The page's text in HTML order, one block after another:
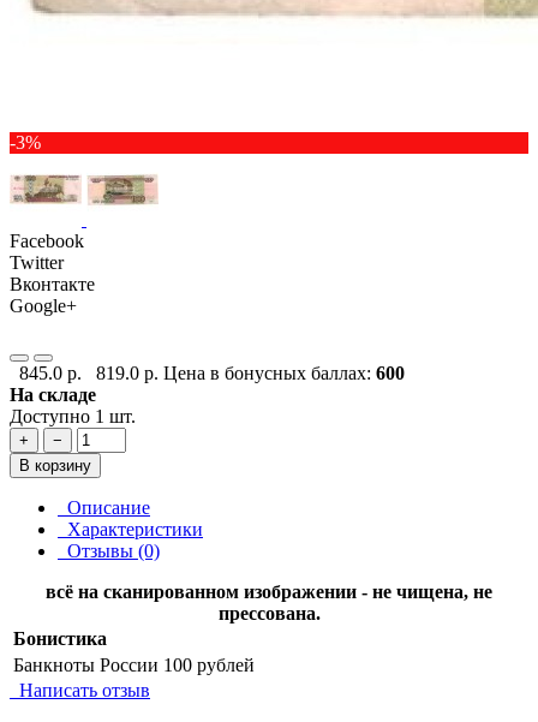
-3%
Facebook
Twitter
Вконтакте
Google+
845.0 р. 819.0 р. Цена в бонусных баллах: 600
На складе
Доступно 1 шт.
+
−
В корзину
Описание
Характеристики
Отзывы (0)
всё на сканированном изображении - не чищена, не
прессована.
Бонистика
Банкноты России 100 рублей
Написать отзыв